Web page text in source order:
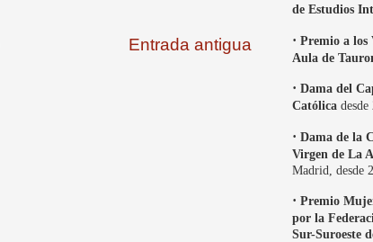
Entrada antigua
de Estudios
· Premio a los
Aula de
· Dama del
Católica desde
· Dama de la
Virgen de La
Madrid, desde
· Premio
por la
Sur-Suroeste